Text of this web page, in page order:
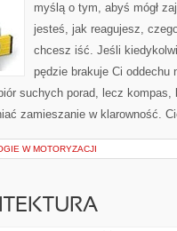
myślą o tym, abyś mógł
jesteś, jak reagujesz,
chcesz iść. Jeśli
pędzie brakuje Ci oddechu
suchych porad, lecz kompas,
zamieszanie w klarowność.
W MOTORYZACJI